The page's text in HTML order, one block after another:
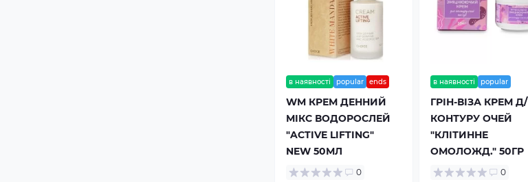
в наявності popular ends
WM КРЕМ ДЕННИЙ
МІКС ВОДОРОСЛЕЙ
"ACTIVE LIFTING"
NEW 50МЛ
0
в наявності popular
ГРІН-ВІЗА КРЕМ Д/
КОНТУРУ ОЧЕЙ
"КЛІТИННЕ
ОМОЛОЖД." 50ГР
0